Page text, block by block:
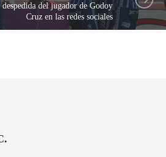
del jugador de Godoy
Cruz en las redes sociales